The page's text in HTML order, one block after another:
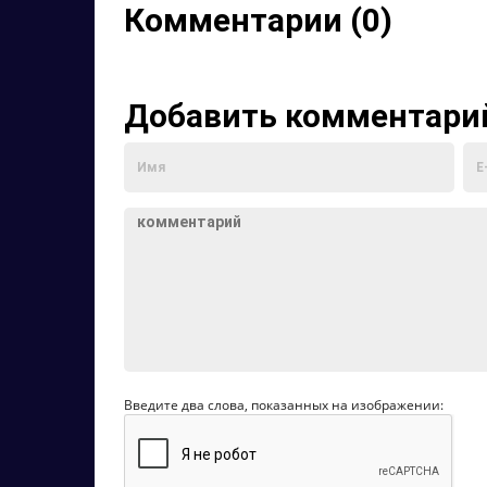
Комментарии (0)
Добавить
Введите два слова, показанных на изображении: